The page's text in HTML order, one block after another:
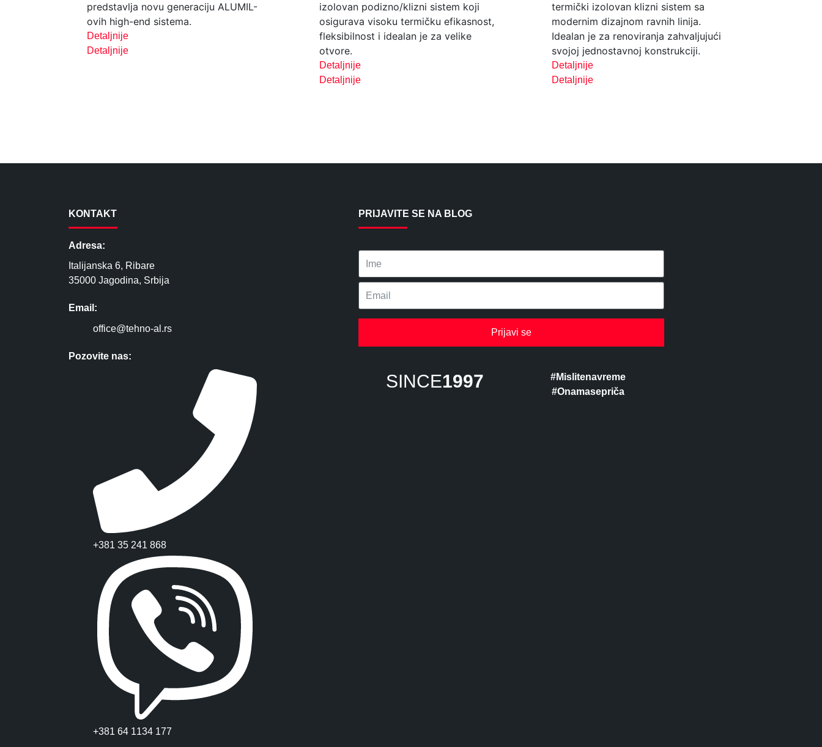
predstavlja novu generaciju ALUMIL-
ovih high-end sistema.
Detaljnije
Detaljnije
izolovan podizno/klizni sistem koji
osigurava visoku termičku efikasnost,
fleksibilnost i idealan je za velike
otvore.
Detaljnije
Detaljnije
termički izolovan klizni sistem sa
modernim dizajnom ravnih linija.
Idealan je za renoviranja zahvaljujući
svojoj jednostavnoj konstrukciji.
Detaljnije
Detaljnije
KONTAKT
Adresa:
Italijanska 6, Ribare
35000 Jagodina, Srbija
Email:
office@tehno-al.rs
Pozovite nas:
+381 35 241 868
+381 64 1134 177
PRIJAVITE SE NA BLOG
Prijavi se
SINCE1997
#Mislitenavreme
#Onamasepriča